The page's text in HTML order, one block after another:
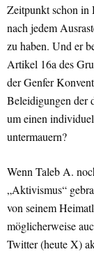
Zeitpunkt schon in
nach jedem
zu haben. Und er
Artikel 16a des
der Genfer
Beleidigungen der
um einen
untermauern?
Wenn Taleb A.
„Aktivismus“
von seinem
möglicherweise
Twitter (heute X)